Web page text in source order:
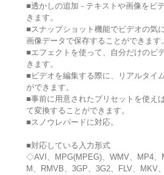
■透かしの追加 - テキストや画像をビ
きます。
■スナップショット機能でビデオの気
画像データで保存することができます。
■エフェクトを使って、自分だけのビ
きます。
■ビデオを編集する際に、リアルタイ
ができます。
■事前に用意されたプリセットを使え
て変換することができます。
■スノウレパードに対応。
■対応している入力形式
◇AVI、MPG(MPEG)、WMV、MP4、
M、RMVB、3GP、3G2、FLV、MKV